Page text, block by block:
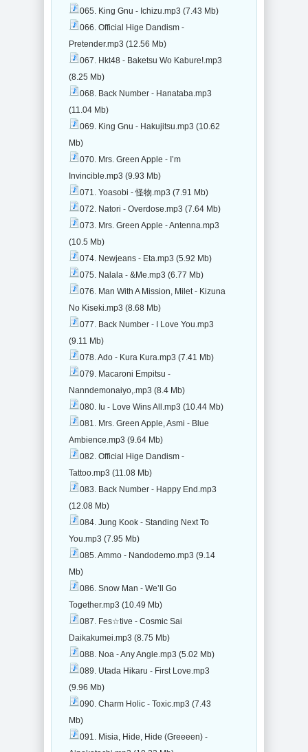
065. King Gnu - Ichizu.mp3 (7.43 Mb)
066. Official Hige Dandism -
Pretender.mp3 (12.56 Mb)
067. Hkt48 - Baketsu Wo Kabure!.mp3
(8.25 Mb)
068. Back Number - Hanataba.mp3
(11.04 Mb)
069. King Gnu - Hakujitsu.mp3 (10.62
Mb)
070. Mrs. Green Apple - I’m
Invincible.mp3 (9.93 Mb)
071. Yoasobi - 怪物.mp3 (7.91 Mb)
072. Natori - Overdose.mp3 (7.64 Mb)
073. Mrs. Green Apple - Antenna.mp3
(10.5 Mb)
074. Newjeans - Eta.mp3 (5.92 Mb)
075. Nalala - &Me.mp3 (6.77 Mb)
076. Man With A Mission, Milet - Kizuna
No Kiseki.mp3 (8.68 Mb)
077. Back Number - I Love You.mp3
(9.11 Mb)
078. Ado - Kura Kura.mp3 (7.41 Mb)
079. Macaroni Empitsu -
Nanndemonaiyo,.mp3 (8.4 Mb)
080. Iu - Love Wins All.mp3 (10.44 Mb)
081. Mrs. Green Apple, Asmi - Blue
Ambience.mp3 (9.64 Mb)
082. Official Hige Dandism -
Tattoo.mp3 (11.08 Mb)
083. Back Number - Happy End.mp3
(12.08 Mb)
084. Jung Kook - Standing Next To
You.mp3 (7.95 Mb)
085. Ammo - Nandodemo.mp3 (9.14
Mb)
086. Snow Man - Weʼll Go
Together.mp3 (10.49 Mb)
087. Fes☆tive - Cosmic Sai
Daikakumei.mp3 (8.75 Mb)
088. Noa - Any Angle.mp3 (5.02 Mb)
089. Utada Hikaru - First Love.mp3
(9.96 Mb)
090. Charm Holic - Toxic.mp3 (7.43
Mb)
091. Misia, Hide, Hide (Greeeen) -